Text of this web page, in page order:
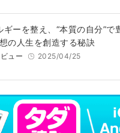
ギーを整え、“本質の自分”で
の人生を創造する秘訣
ュー 2025/04/25